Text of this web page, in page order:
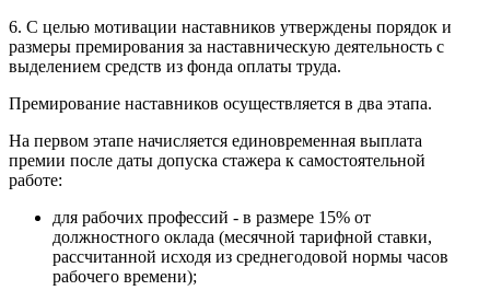
6. С целью мотивации наставников утверждены порядок и
размеры премирования за наставническую деятельность с
выделением средств из фонда оплаты труда.
Премирование наставников осуществляется в два этапа.
На первом этапе начисляется единовременная выплата
премии после даты допуска стажера к самостоятельной
работе:
для рабочих профессий - в размере 15% от
должностного оклада (месячной тарифной ставки,
рассчитанной исходя из среднегодовой нормы часов
рабочего времени);